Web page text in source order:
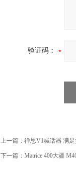
验证码：
上一篇： 禅思V1喊话器 满
下一篇： Matrice 400大疆